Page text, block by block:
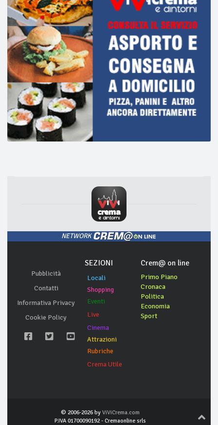
NETWORK
Pubblicità
Contatti
Informativa Privacy
Cookie Policy
SEZIONI
Locali
Shopping
Eventi
Live
Cinema
Attrazioni
Rubriche
Crema Utile
Crem@ on line
Primo Piano
Cronaca
Politica
Economia
Sport
© 2006-2026 by ViViCrema.com
P.IVA 01700090192 - Cremaonline srls